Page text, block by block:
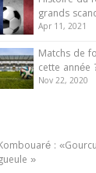
grands
Apr 11, 2021
Matchs de
cette année
Nov 22, 2020
:
»